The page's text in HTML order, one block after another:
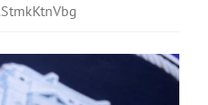
StmkKtnVbg